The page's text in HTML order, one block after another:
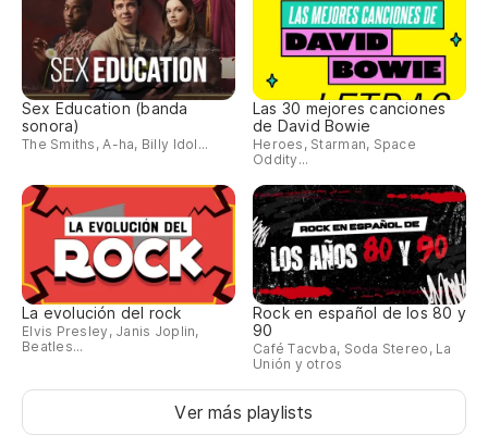
Sex Education (banda
sonora)
The Smiths, A-ha, Billy Idol...
Las 30 mejores canciones
de David Bowie
Heroes, Starman, Space
Oddity...
La evolución del rock
Elvis Presley, Janis Joplin,
Beatles...
Rock en español de los 80 y
90
Café Tacvba, Soda Stereo, La
Unión y otros
Ver más playlists